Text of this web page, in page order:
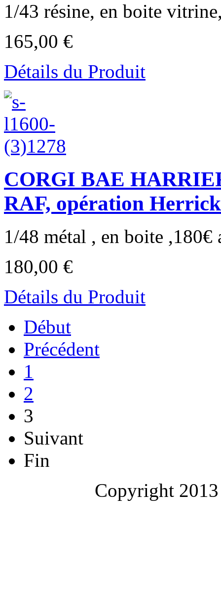
1/43 résine, en boite
165,00 €
Détails du Produit
CORGI BAE
RAF, opération
1/48 métal , en boite ,180€
180,00 €
Détails du Produit
Début
Précédent
1
2
3
Suivant
Fin
Copyright